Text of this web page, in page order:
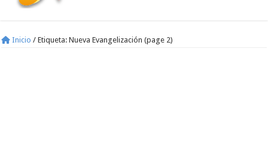
Inicio / Etiqueta:Nueva Evangelización (page 2)